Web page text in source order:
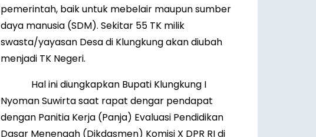
pemerintah, baik untuk mebelair maupun sumber
daya manusia (SDM). Sekitar 55 TK milik
swasta/yayasan Desa di Klungkung akan diubah
menjadi TK Negeri.
Hal ini diungkapkan Bupati Klungkung I
Nyoman Suwirta saat rapat dengar pendapat
dengan Panitia Kerja (Panja) Evaluasi Pendidikan
Dasar Menengah (Dikdasmen) Komisi X DPR RI di